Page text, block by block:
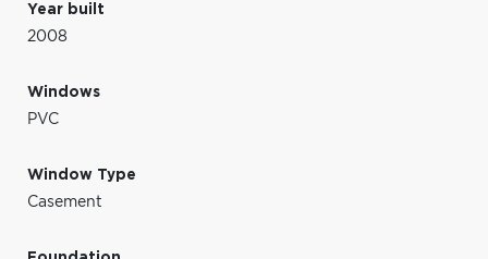
Year built
2008
Windows
PVC
Window Type
Casement